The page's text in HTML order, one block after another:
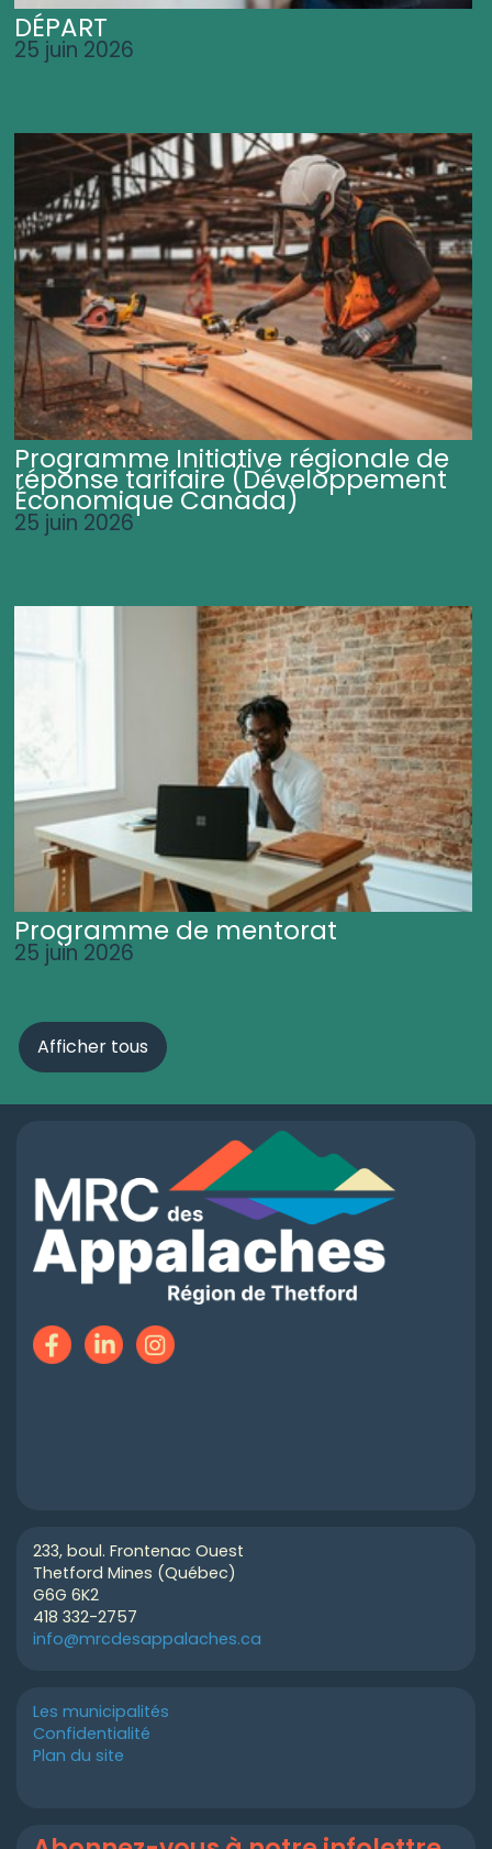
DÉPART
25 juin 2026
Programme Initiative régionale de
réponse tarifaire (Développement
Économique Canada)
25 juin 2026
Programme de mentorat
25 juin 2026
Afficher tous
233, boul. Frontenac Ouest
Thetford Mines (Québec)
G6G 6K2
418 332-2757
info@mrcdesappalaches.ca
Les municipalités
Confidentialité
Plan du site